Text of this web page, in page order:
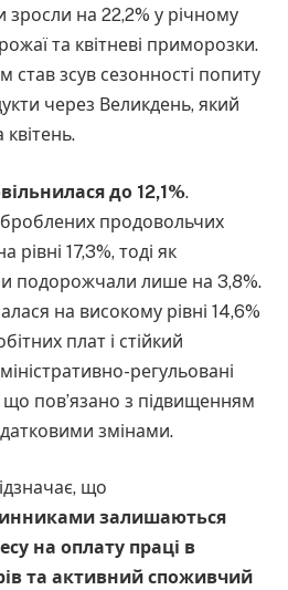
зросли на 22,2% у річному
та квітневі приморозки.
зсув сезонності попиту
через Великдень, який
до 12,1%.
продовольчих
рівні 17,3%, тоді як
подорожчали лише на 3,8%.
на високому рівні 14,6%
плат і стійкий
регульовані
що пов’язано з підвищенням
змінами.
що
залишаються
на оплату праці в
та активний споживчий